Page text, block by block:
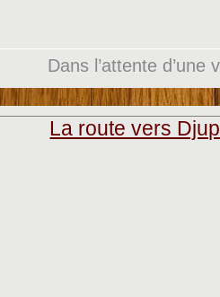
Dans l’attente d’une